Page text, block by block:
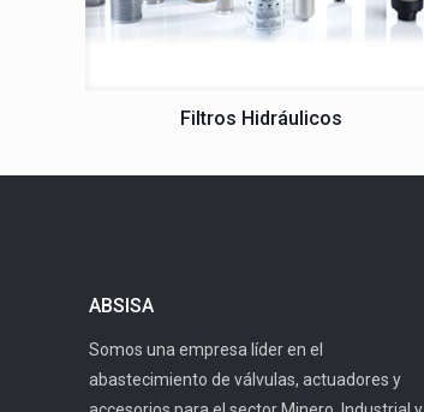
Filtros Hidráulicos
ABSISA
Somos una empresa líder en el
abastecimiento de válvulas, actuadores y